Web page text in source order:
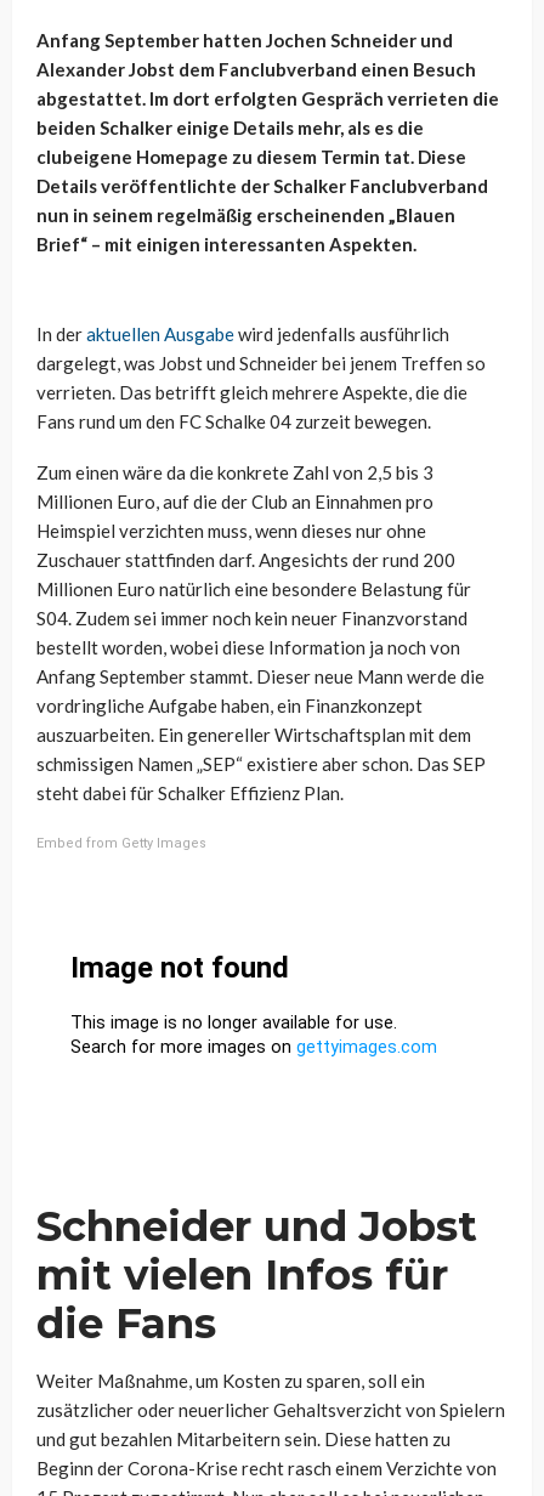
Anfang September hatten Jochen Schneider und
Alexander Jobst dem Fanclubverband einen Besuch
abgestattet. Im dort erfolgten Gespräch verrieten die
beiden Schalker einige Details mehr, als es die
clubeigene Homepage zu diesem Termin tat. Diese
Details veröffentlichte der Schalker Fanclubverband
nun in seinem regelmäßig erscheinenden „Blauen
Brief“ – mit einigen interessanten Aspekten.
In deraktuellen Ausgabewird jedenfalls ausführlich
dargelegt, was Jobst und Schneider bei jenem Treffen so
verrieten. Das betrifft gleich mehrere Aspekte, die die
Fans rund um den FC Schalke 04 zurzeit bewegen.
Zum einen wäre da die konkrete Zahl von 2,5 bis 3
Millionen Euro, auf die der Club an Einnahmen pro
Heimspiel verzichten muss, wenn dieses nur ohne
Zuschauer stattfinden darf. Angesichts der rund 200
Millionen Euro natürlich eine besondere Belastung für
S04. Zudem sei immer noch kein neuer Finanzvorstand
bestellt worden, wobei diese Information ja noch von
Anfang September stammt. Dieser neue Mann werde die
vordringliche Aufgabe haben, ein Finanzkonzept
auszuarbeiten. Ein genereller Wirtschaftsplan mit dem
schmissigen Namen „SEP“ existiere aber schon. Das SEP
steht dabei für Schalker Effizienz Plan.
Embed from Getty Images
Schneider und Jobst
mit vielen Infos für
die Fans
Weiter Maßnahme, um Kosten zu sparen, soll ein
zusätzlicher oder neuerlicher Gehaltsverzicht von Spielern
und gut bezahlen Mitarbeitern sein. Diese hatten zu
Beginn der Corona-Krise recht rasch einem Verzichte von